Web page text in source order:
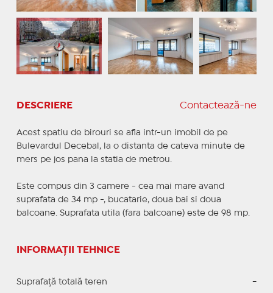
DESCRIERE Contactează-ne
Acest spatiu de birouri se afla intr-un imobil de pe
Bulevardul Decebal, la o distanta de cateva minute de
mers pe jos pana la statia de metrou.
Este compus din 3 camere - cea mai mare avand
suprafata de 34 mp -, bucatarie, doua bai si doua
balcoane. Suprafata utila (fara balcoane) este de 98 mp.
INFORMAȚII TEHNICE
Suprafață totală teren -